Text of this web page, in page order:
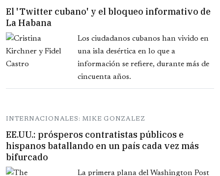
El 'Twitter cubano' y el bloqueo informativo de
La Habana
Los ciudadanos cubanos han vivido en
una isla desértica en lo que a
información se refiere, durante más de
cincuenta años.
INTERNACIONALES: MIKE GONZALEZ
EE.UU.: prósperos contratistas públicos e
hispanos batallando en un país cada vez más
bifurcado
La primera plana del Washington Post